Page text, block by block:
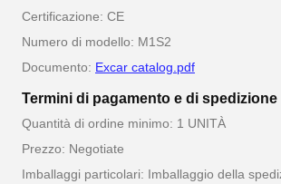
Certificazione: CE
Numero di modello: M1S2
Documento: Excar catalog.pdf
Termini di pagamento e di spedizione
Quantità di ordine minimo: 1 UNITÀ
Prezzo: Negotiate
Imballaggi particolari: Imballaggio della